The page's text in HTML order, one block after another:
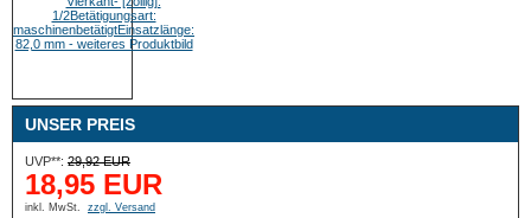
UNSER PREIS
UVP**: 29,92 EUR
18,95 EUR
inkl. MwSt. zzgl. Versand